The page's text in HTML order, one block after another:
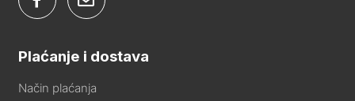
Plaćanje i dostava
Način plaćanja